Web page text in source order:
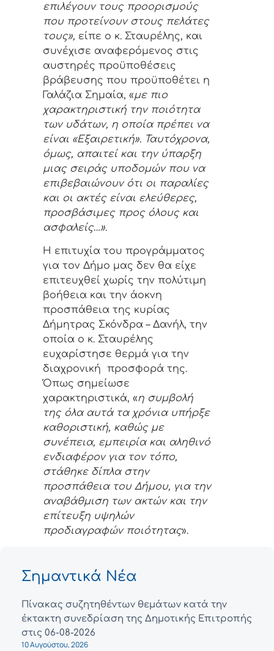
επιλέγουν τους προορισμούς
που προτείνουν στους πελάτες
τους», είπε ο κ. Σταυρέλης, και
συνέχισε αναφερόμενος στις
αυστηρές προϋποθέσεις
βράβευσης που προϋποθέτει η
Γαλάζια Σημαία, «με πιο
χαρακτηριστική την ποιότητα
των υδάτων, η οποία πρέπει να
είναι «Εξαιρετική». Ταυτόχρονα,
όμως, απαιτεί και την ύπαρξη
μιας σειράς υποδομών που να
επιβεβαιώνουν ότι οι παραλίες
και οι ακτές είναι ελεύθερες,
προσβάσιμες προς όλους και
ασφαλείς…».
Η επιτυχία του προγράμματος
για τον Δήμο μας δεν θα είχε
επιτευχθεί χωρίς την πολύτιμη
βοήθεια και την άοκνη
προσπάθεια της κυρίας
Δήμητρας Σκόνδρα – Δανήλ, την
οποία ο κ. Σταυρέλης
ευχαρίστησε θερμά για την
διαχρονική προσφορά της.
Όπως σημείωσε
χαρακτηριστικά, «η συμβολή
της όλα αυτά τα χρόνια υπήρξε
καθοριστική, καθώς με
συνέπεια, εμπειρία και αληθινό
ενδιαφέρον για τον τόπο,
στάθηκε δίπλα στην
προσπάθεια του Δήμου, για την
αναβάθμιση των ακτών και την
επίτευξη υψηλών
προδιαγραφών ποιότητας».
Σημαντικά Νέα
Πίνακας συζητηθέντων θεμάτων κατά την
έκτακτη συνεδρίαση της Δημοτικής Επιτροπής
στις 06-08-2026
10 Αυγούστου, 2026